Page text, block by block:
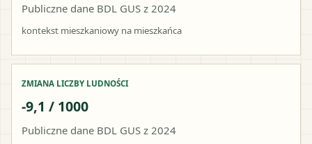
Publiczne dane BDL GUS z 2024
kontekst mieszkaniowy na mieszkańca
ZMIANA LICZBY LUDNOŚCI
-9,1 / 1000
Publiczne dane BDL GUS z 2024